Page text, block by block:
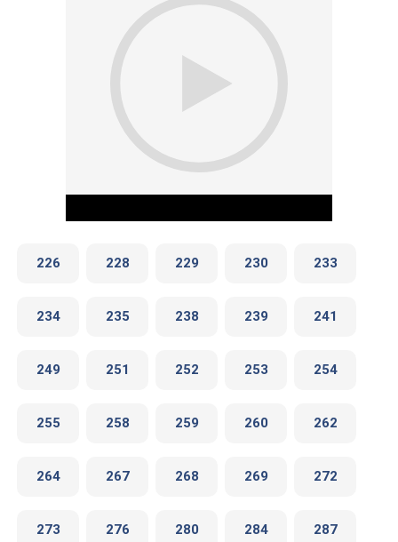
Play Video
226 228 229 230 233
234 235 238 239 241
249 251 252 253 254
255 258 259 260 262
264 267 268 269 272
273 276 280 284 287